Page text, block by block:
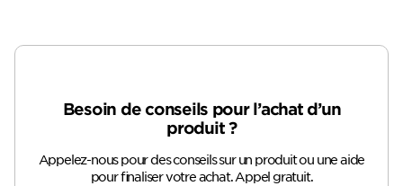
Besoin de conseils pour l’achat d’un
produit ?
Appelez-nous pour des conseils sur un produit ou une aide
pour finaliser votre achat. Appel gratuit.